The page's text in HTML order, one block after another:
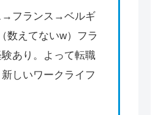
→フランス→ベルギ
数えてないw）フラ
あり。よって転職
しいワークライフ